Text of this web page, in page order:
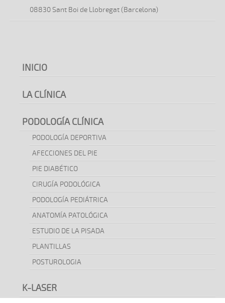
08830 Sant Boi de Llobregat (Barcelona)
INICIO
LA CLÍNICA
PODOLOGÍA CLÍNICA
PODOLOGÍA DEPORTIVA
AFECCIONES DEL PIE
PIE DIABÉTICO
CIRUGÍA PODOLÓGICA
PODOLOGÍA PEDIÁTRICA
ANATOMÍA PATOLÓGICA
ESTUDIO DE LA PISADA
PLANTILLAS
POSTUROLOGIA
K-LASER